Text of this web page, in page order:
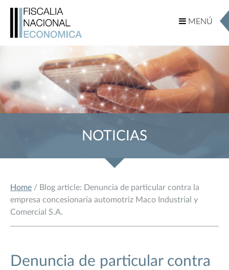
MENÚ
MENÚ
NOTICIAS
Home / Blog article: Denuncia de particular contra la
empresa concesionaria automotriz Maco Industrial y
Comercial S.A.
Denuncia de particular contra